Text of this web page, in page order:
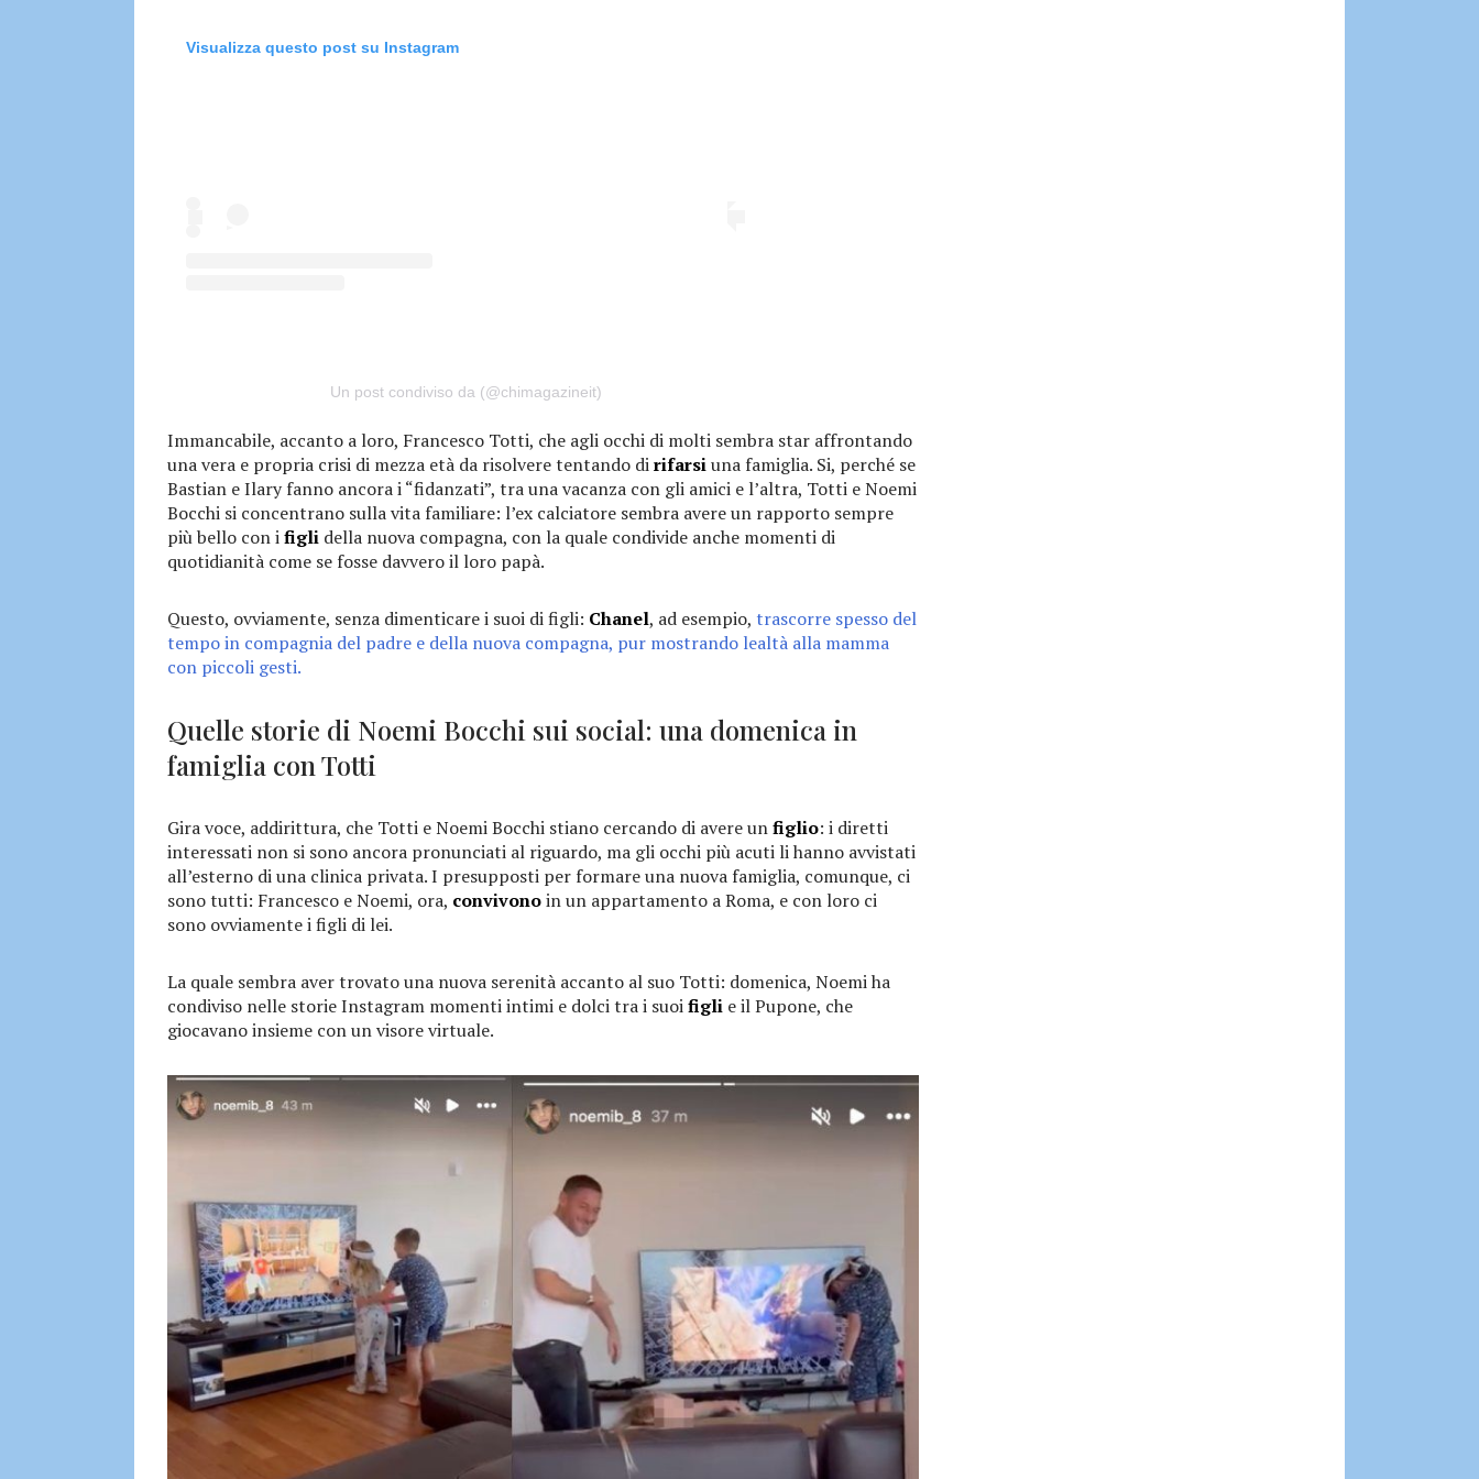
Visualizza questo post su Instagram
Un post condiviso da (@chimagazineit)
Immancabile, accanto a loro, Francesco Totti, che agli occhi di molti sembra star affrontando
una vera e propria crisi di mezza età da risolvere tentando dirifarsiuna famiglia. Si, perché se
Bastian e Ilary fanno ancora i “fidanzati”, tra una vacanza con gli amici e l’altra, Totti e Noemi
Bocchi si concentrano sulla vita familiare: l’ex calciatore sembra avere un rapporto sempre
più bello con ifigli della nuova compagna, con la quale condivide anche momenti di
quotidianità come se fosse davvero il loro papà.
Questo, ovviamente, senza dimenticare i suoi di figli: Chanel, ad esempio, trascorre spesso del
tempo in compagnia del padre e della nuova compagna, pur mostrando lealtà alla mamma
con piccoli gesti.
Quelle storie di Noemi Bocchi sui social: una domenica in
famiglia con Totti
Gira voce, addirittura, che Totti e Noemi Bocchi stiano cercando di avere unfiglio: i diretti
interessati non si sono ancora pronunciati al riguardo, ma gli occhi più acuti li hanno avvistati
all’esterno di una clinica privata. I presupposti per formare una nuova famiglia, comunque, ci
sono tutti: Francesco e Noemi, ora, convivonoin un appartamento a Roma, e con loro ci
sono ovviamente i figli di lei.
La quale sembra aver trovato una nuova serenità accanto al suo Totti: domenica, Noemi ha
condiviso nelle storie Instagram momenti intimi e dolci tra i suoifigli e il Pupone, che
giocavano insieme con un visore virtuale.